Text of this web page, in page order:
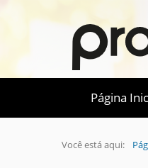
Página
Você está aqui: